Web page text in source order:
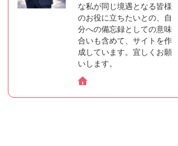
な私が同じ境遇となる皆様
のお役に立ちたいとの、自
分への備忘録としての意味
合いも含めて、サイトを作
成しています。宜しくお願
いします。